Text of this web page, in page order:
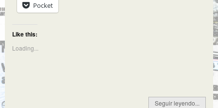
Pocket
Like this:
Loading...
Seguir leyendo...